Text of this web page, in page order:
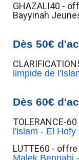
GHAZALI40 -
Bayyinah
Dès 50€
limpide de
Dès 60€
TOLERANCE-
l'islam - El
LUTTE60 -
Malek Bennabi